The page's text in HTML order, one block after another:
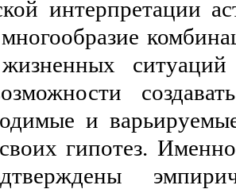
интерпретации
ситуаций
и
гипотез.